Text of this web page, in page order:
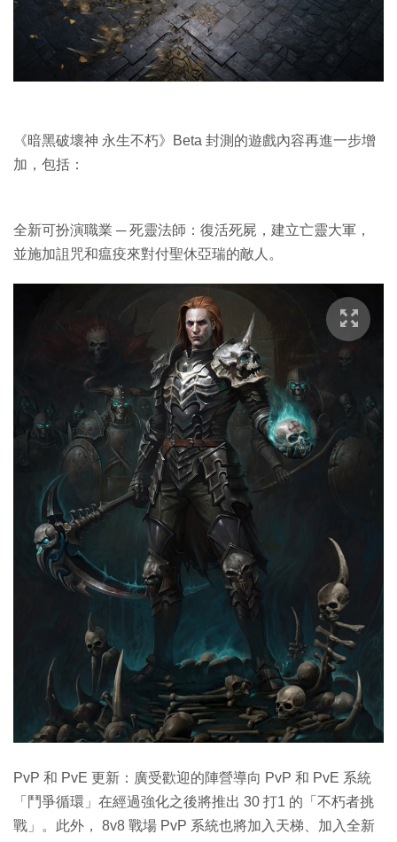
《暗黑破壞神 永生不朽》Beta 封測的遊戲內容再進一步增
加，包括：
全新可扮演職業 ─ 死靈法師：復活死屍，建立亡靈大軍，
並施加詛咒和瘟疫來對付聖休亞瑞的敵人。
PvP 和 PvE 更新：廣受歡迎的陣營導向 PvP 和 PvE 系統
「鬥爭循環」在經過強化之後將推出 30 打1 的「不朽者挑
戰」。此外， 8v8 戰場 PvP 系統也將加入天梯、加入全新